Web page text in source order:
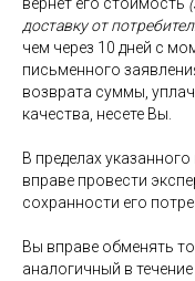
доставку от
чем через 10 дней с
письменного
возврата суммы,
качества, несете Вы.
В пределах
вправе провести
сохранности его
Вы вправе обменять
аналогичный в